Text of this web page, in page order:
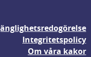
Integritetspolicy
Om våra kakor